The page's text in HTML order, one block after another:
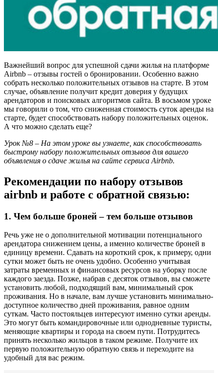
Важнейший вопрос для успешной сдачи жилья на платформе
Airbnb – отзывы гостей о бронировании. Особенно важно
собрать несколько положительных отзывов на старте. В этом
случае, объявление получит кредит доверия у будущих
арендаторов и поисковых алгоритмов сайта. В восьмом уроке
мы говорили о том, что сниженная стоимость суток аренды на
старте, будет способствовать набору положительных оценок.
А что можно сделать еще?
Урок №8 – На этом уроке вы узнаете, как способствовать
быстрому набору положительных отзывов для вашего
объявления о сдаче жилья на сайте сервиса Airbnb.
Рекомендации по набору отзывов
airbnb и работе с обратной связью:
1. Чем больше броней – тем больше отзывов
Речь уже не о дополнительной мотивации потенциального
арендатора снижением цены, а именно количестве броней в
единицу времени. Сдавать на короткий срок, к примеру, одни
сутки может быть не очень удобно. Особенно учитывая
затраты временных и финансовых ресурсов на уборку после
каждого заезда. Позже, набрав с десяток отзывов, вы сможете
установить любой, подходящий вам, минимальный срок
проживания. Но в начале, вам лучше установить минимально-
доступное количество дней проживания, равное одним
суткам. Часто постояльцев интересуют именно сутки аренды.
Это могут быть командировочные или однодневные туристы,
меняющие квартиры и города на своем пути. Потрудитесь
принять несколько жильцов в таком режиме. Получите их
первую положительную обратную связь и переходите на
удобный для вас режим.